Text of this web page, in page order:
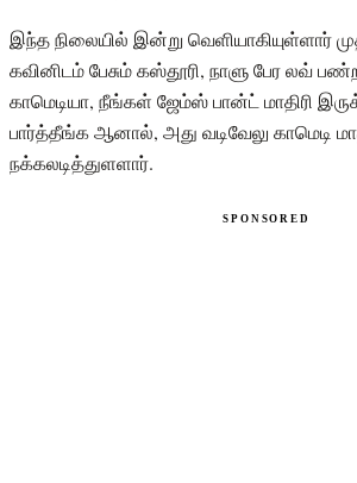
இந்த நிலையில் இன்று வெளியாகியுள்ளார்
கவினிடம் பேசும் கஸ்தூரி, நாளு பேர லவ்
காமெடியா, நீங்கள் ஜேம்ஸ் பான்ட் மாதிரி
பார்த்தீங்க ஆனால், அது வடிவேலு காமெடி
நக்கலடித்துளளார்.